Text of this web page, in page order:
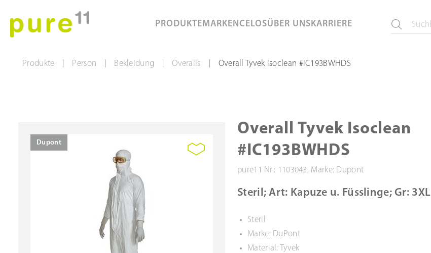
PRODUKTEMARKENCELOSÜBER UNS KARRIERE
Produkte Person Bekleidung Overalls Overall Tyvek Isoclean #IC193BWHDS
Dupont
Overall Tyvek Isoclean
#IC193BWHDS
pure11 Nr.: 1103043, Marke: Dupont
Steril; Art: Kapuze u. Füsslinge; Gr: 3XL
Steril
Marke: DuPont
Material: Tyvek